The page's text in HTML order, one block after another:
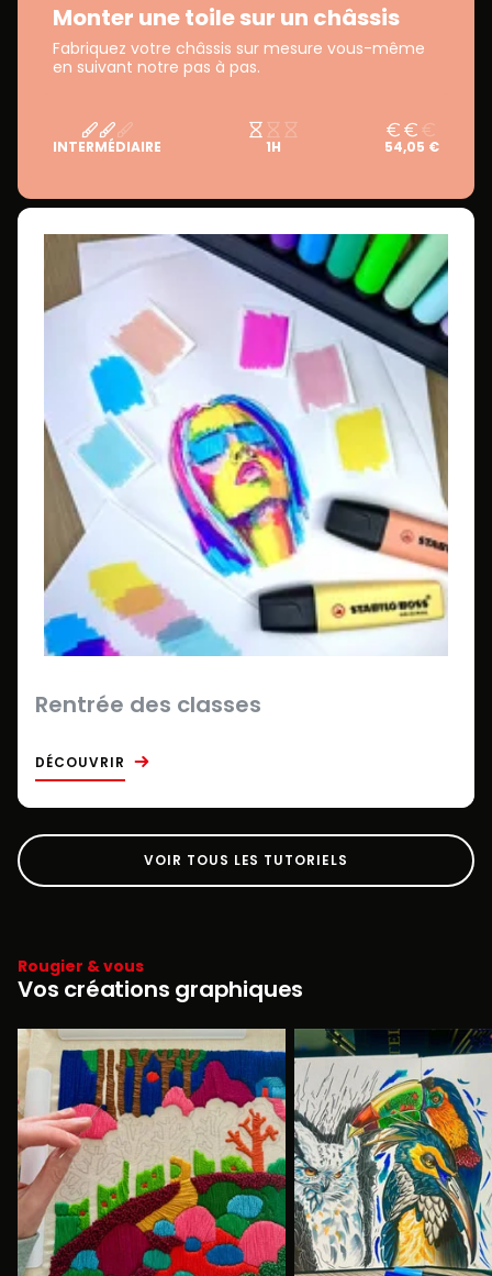
Monter une toile sur un châssis
Fabriquez votre châssis sur mesure vous-même
en suivant notre pas à pas.
INTERMÉDIAIRE 1H 54,05 €
Rentrée des classes
DÉCOUVRIR
VOIR TOUS LES TUTORIELS
Rougier & vous
Vos créations graphiques